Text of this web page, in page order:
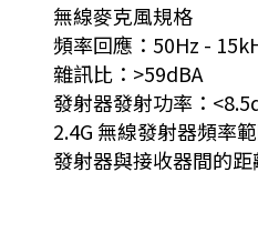
無線麥克風規格
頻率回應：50Hz -
雜訊比：>59dBA
發射器發射功率：
2.4G 無線發射器頻率
發射器與接收器間的